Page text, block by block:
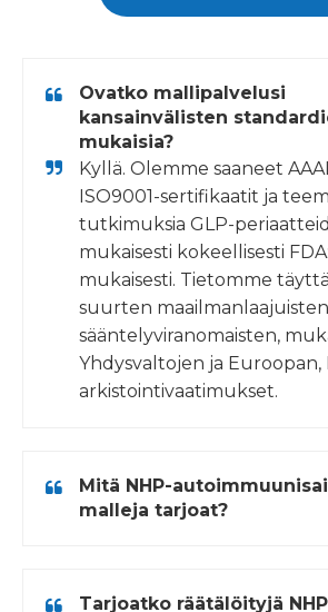
Ovatko mallipalvelusi
kansainvälisten
mukaisia?
Kyllä. Olemme saaneet
ISO9001-sertifikaatit ja
tutkimuksia GLP-
mukaisesti kokeellisesti
mukaisesti. Tietomme
suurten maailmanlaajuisten
sääntelyviranomaisten,
Yhdysvaltojen ja Euroopan,
arkistointivaatimukset.
Mitä NHP-
malleja tarjoat?
Tarjoatko räätälöityjä